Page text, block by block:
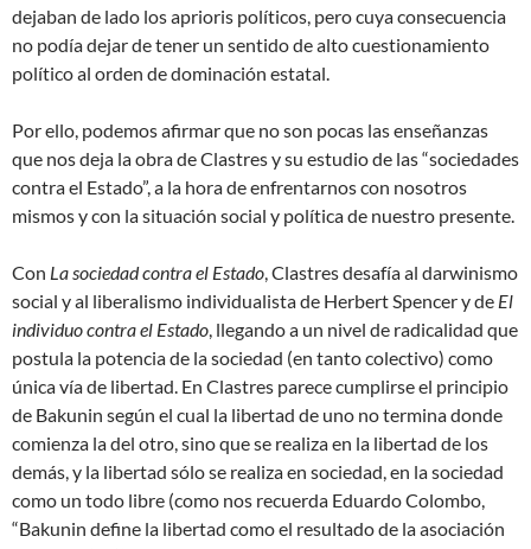
dejaban de lado los aprioris políticos, pero cuya consecuencia
no podía dejar de tener un sentido de alto cuestionamiento
político al orden de dominación estatal.
Por ello, podemos afirmar que no son pocas las enseñanzas
que nos deja la obra de Clastres y su estudio de las “sociedades
contra el Estado”, a la hora de enfrentarnos con nosotros
mismos y con la situación social y política de nuestro presente.
Con La sociedad contra el Estado, Clastres desafía al darwinismo
social y al liberalismo individualista de Herbert Spencer y de El
individuo contra el Estado, llegando a un nivel de radicalidad que
postula la potencia de la sociedad (en tanto colectivo) como
única vía de libertad. En Clastres parece cumplirse el principio
de Bakunin según el cual la libertad de uno no termina donde
comienza la del otro, sino que se realiza en la libertad de los
demás, y la libertad sólo se realiza en sociedad, en la sociedad
como un todo libre (como nos recuerda Eduardo Colombo,
“Bakunin define la libertad como el resultado de la asociación